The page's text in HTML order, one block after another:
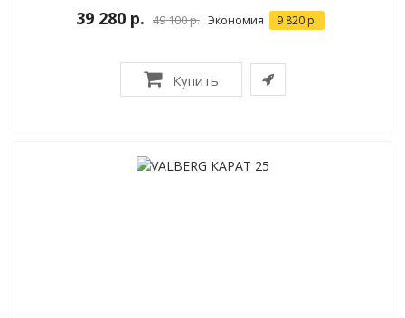
39 280 р. 49 100 р. Экономия 9 820 р.
Купить